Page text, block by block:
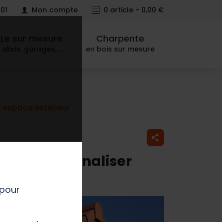
Mon compte 0 article - 0,00 €
Charpente
en bois sur mesure
extérieur
de personnaliser